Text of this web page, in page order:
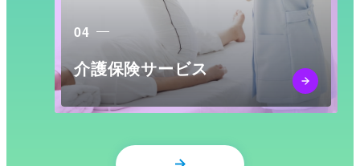
04
介護保険サービス